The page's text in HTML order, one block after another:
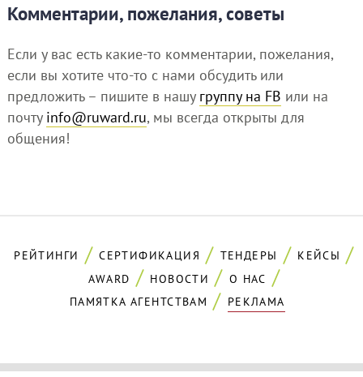
Комментарии, пожелания, советы
Если у вас есть какие-то комментарии, пожелания,
если вы хотите что-то с нами обсудить или
предложить – пишите в нашу группу на FB или на
почту info@ruward.ru, мы всегда открыты для
общения!
РЕЙТИНГИ СЕРТИФИКАЦИЯ ТЕНДЕРЫ
КЕЙСЫ
AWARD
НОВОСТИ
О НАС
ПАМЯТКА АГЕНТСТВАМ
РЕКЛАМА